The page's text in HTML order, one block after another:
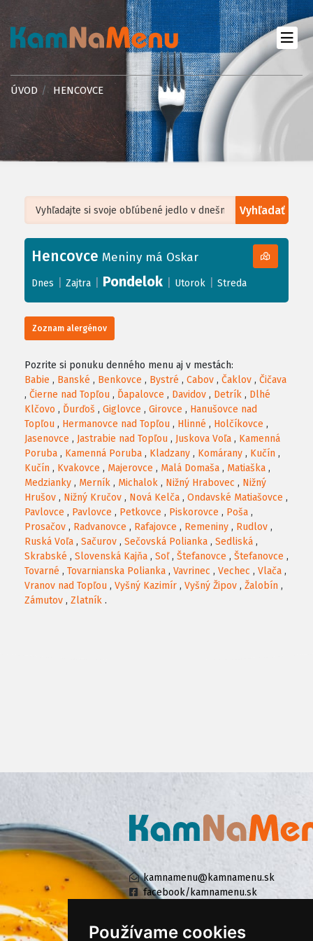
Používame cookies
ÚVOD HENCOVCE
Vyhľadať
+
−
Leaflet| ©OpenStreetMap, Tiles courtesy ofHumanitarian OpenStreetMap
Hencovce Meniny má Oskar
Dnes Zajtra Pondelok Utorok Streda
Zoznam alergénov
Pozrite si ponuku denného menu aj v mestách:
Babie , Banské , Benkovce , Bystré , Cabov , Čaklov , Čičava
, Čierne nad Topľou , Ďapalovce , Davidov , Detrík , Dlhé
Klčovo , Ďurďoš , Giglovce , Girovce , Hanušovce nad
Topľou , Hermanovce nad Topľou , Hlinné , Holčíkovce ,
Jasenovce , Jastrabie nad Topľou , Juskova Voľa , Kamenná
Poruba , Kamenná Poruba , Kladzany , Komárany , Kučín ,
Kučín , Kvakovce , Majerovce , Malá Domaša , Matiaška ,
Medzianky , Merník , Michalok , Nižný Hrabovec , Nižný
Hrušov , Nižný Kručov , Nová Kelča , Ondavské Matiašovce ,
Pavlovce , Pavlovce , Petkovce , Piskorovce , Poša ,
Prosačov , Radvanovce , Rafajovce , Remeniny , Rudlov ,
Ruská Voľa , Sačurov , Sečovská Polianka , Sedliská ,
Skrabské , Slovenská Kajňa , Soľ, Štefanovce , Štefanovce ,
Tovarné , Tovarnianska Polianka , Vavrinec , Vechec , Vlača ,
Vranov nad Topľou , Vyšný Kazimír , Vyšný Žipov , Žalobín ,
Zámutov , Zlatník .
kamnamenu@kamnamenu.sk
facebook/kamnamenu.sk